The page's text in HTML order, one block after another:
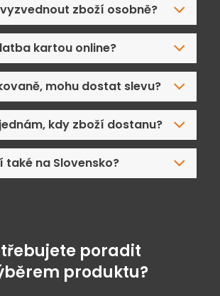
zboží osobně?
kartou online?
mohu dostat slevu?
kdy zboží dostanu?
také na Slovensko?
poradit
produktu?